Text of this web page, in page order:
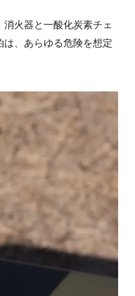
消火器と一酸化炭素チェ
は、あらゆる危険を想定